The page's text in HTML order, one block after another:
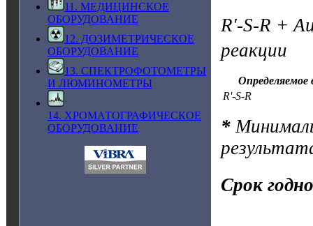
11. МЕДИЦИНСКОЕ
ОБОРУДОВАНИЕ
12. ДОЗИМЕТРИЧЕСКОЕ
ОБОРУДОВАНИЕ
13. СПЕКТРОФОТОМЕТРЫ
И ЛЮМИНОМЕТРЫ
14. ХРОМАТОГРАФИЧЕСКОЕ
ОБОРУДОВАНИЕ
R'-S-R +
реакции
Определяемое
R'-S-R
*
Срок